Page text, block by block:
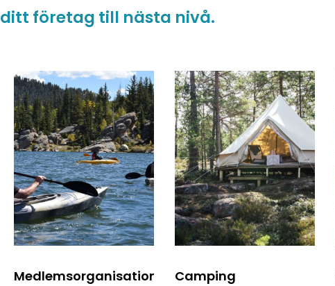
företag till nästa nivå.
Medlemsorganisationer
Daily
anti-
aging
cream
Camping
Daily
anti-
aging
cream